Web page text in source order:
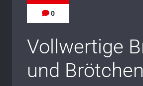
0
Vollwertige
und